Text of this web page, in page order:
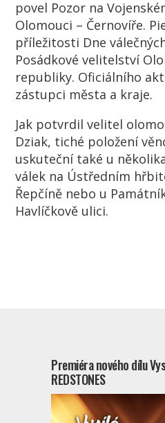
povel Pozor na
Olomouci – Černovíře.
příležitosti Dne
Posádkové velitelství
republiky. Oficiálního
zástupci města a kraje.
Jak potvrdil velitel
Dziak, tiché položení
uskuteční také u
válek na Ústředním
Řepčíně nebo u
Havlíčkově ulici.
Premiéra nového dílu
REDSTONES